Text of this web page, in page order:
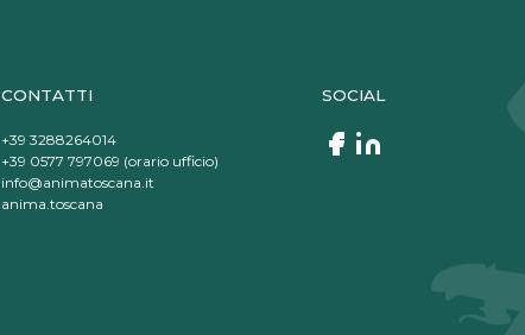
CONTATTI
+39 3288264014
+39 0577 797069 (orario ufficio)
info@animatoscana.it
anima.toscana
SOCIAL